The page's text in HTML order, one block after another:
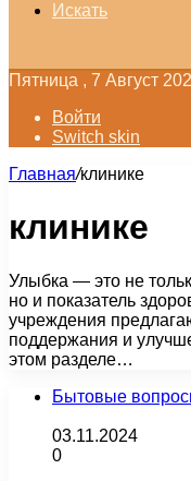
Искать
Пятница , 7 Август
Войти
Switch skin
Главная/клинике
клинике
Улыбка — это не
но и показатель
учреждения
поддержания и
этом разделе…
Бытовые
03.11.2024
0